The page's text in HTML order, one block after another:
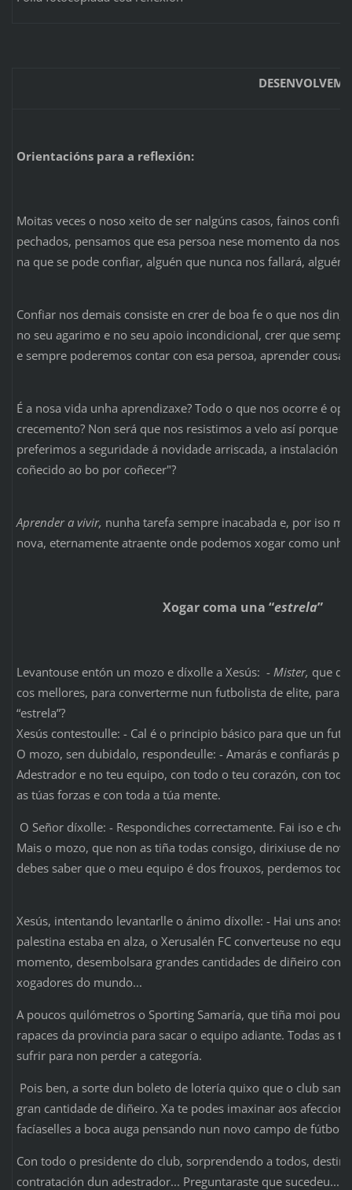
Orientacións para a reflexión:
Moitas veces o noso xeito de ser nalgúns casos, fainos
pechados, pensamos que esa persoa nese momento da nosa
na que se pode confiar, alguén que nunca nos fallará, alguén
Confiar nos demais consiste en crer de boa fe o que nos din,
no seu agarimo e no seu apoio incondicional, crer que
e sempre poderemos contar con esa persoa, aprender
É a nosa vida unha aprendizaxe? Todo o que nos ocorre é
crecemento? Non será que nos resistimos a velo así porque
preferimos a seguridade á novidade arriscada, a instalación
coñecido ao bo por coñecer"?
Aprender a vivir, nunha tarefa sempre inacabada e, por iso
nova, eternamente atraente onde podemos xogar como
Xogar coma una “estrela”
Levantouse entón un mozo e díxolle a Xesús: - Mister, que
cos mellores, para converterme nun futbolista de elite, para
“estrela”?
Xesús contestoulle: - Cal é o principio básico para que un
O mozo, sen dubidalo, respondeulle: - Amarás e confiarás
Adestrador e no teu equipo, con todo o teu corazón, con
as túas forzas e con toda a túa mente.
O Señor díxolle: - Respondiches correctamente. Fai iso e
Mais o mozo, que non as tiña todas consigo, dirixiuse de
debes saber que o meu equipo é dos frouxos, perdemos
Xesús, intentando levantarlle o ánimo díxolle: - Hai uns anos
palestina estaba en alza, o Xerusalén FC converteuse no
momento, desembolsara grandes cantidades de diñeiro
xogadores do mundo...
A poucos quilómetros o Sporting Samaría, que tiña moi
rapaces da provincia para sacar o equipo adiante. Todas as
sufrir para non perder a categoría.
Pois ben, a sorte dun boleto de lotería quixo que o club
gran cantidade de diñeiro. Xa te podes imaxinar aos
facíaselles a boca auga pensando nun novo campo de fútbol,
Con todo o presidente do club, sorprendendo a todos,
contratación dun adestrador... Preguntaraste que sucedeu...